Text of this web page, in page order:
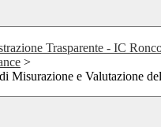
Trasparente - IC
>
Misurazione e Valutazione